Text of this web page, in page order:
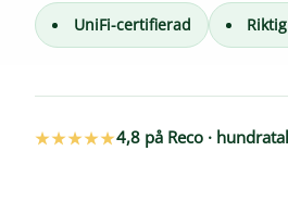
UniFi-certifierad
★★★★★4,8 på Reco ·